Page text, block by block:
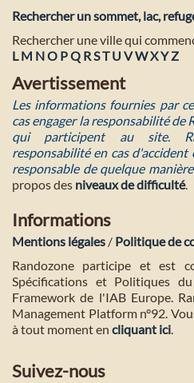
Rechercher un sommet, lac,
Rechercher une ville qui
L M NO PQ RST U VWXYZ
Avertissement
Les informations fournies par
cas engager la responsabilité de
qui participent au site.
responsabilité en cas
responsable de quelque
propos des niveaux de difficulté.
Informations
Mentions légales / Politique de
Randozone participe et est
Spécifications et Politiques
Framework de l'IAB Europe.
Management Platform n°92.
à tout moment en cliquant ici.
Suivez-nous